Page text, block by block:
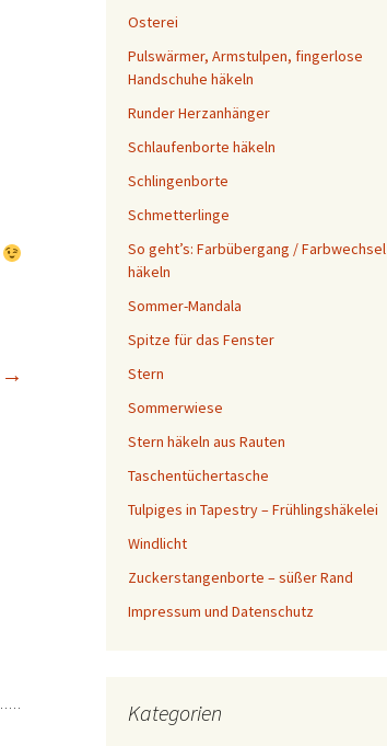
→
Osterei
Pulswärmer, Armstulpen, fingerlose
Handschuhe häkeln
Runder Herzanhänger
Schlaufenborte häkeln
Schlingenborte
Schmetterlinge
So geht’s: Farbübergang / Farbwechsel
häkeln
Sommer-Mandala
Spitze für das Fenster
Stern
Sommerwiese
Stern häkeln aus Rauten
Taschentüchertasche
Tulpiges in Tapestry – Frühlingshäkelei
Windlicht
Zuckerstangenborte – süßer Rand
Impressum und Datenschutz
Kategorien